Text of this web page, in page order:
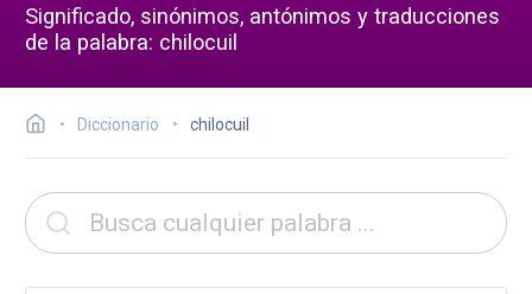
Significado, sinónimos, antónimos y traducciones
de la palabra: chilocuil
Diccionario chilocuil